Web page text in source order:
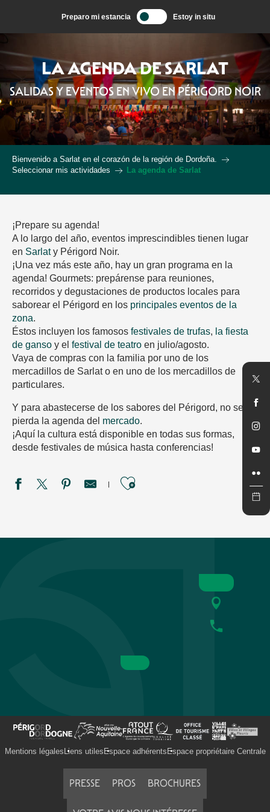
contenu
principal
Preparo mi estancia Estoy in situ
LA AGENDA DE SARLAT
SALIDAS Y EVENTOS EN VIVO EN PÉRIGORD NOIR
Bienvenido a Sarlat en el corazón de la región de Dordoña.
Seleccionar mis actividades
La agenda de Sarlat
¡Prepare su agenda!
A lo largo del año, eventos imprescindibles tienen lugar
en Sarlaty Périgord Noir.
¡Una vez más este año, hay un gran programa en la
agenda! Gourmets: prepárense para reuniones,
recorridos y degustaciones de productos locales para
saborear el Périgord en los principales eventos de la
zona.
Éstos incluyen los famosos festivales de trufas, la fiesta
de ganso y el festival de teatro en julio/agosto.
Vaya de compras con la familia por uno de los
mercadillos de Sarlat o en uno de los mercadillos de
particulares.
Y para abastecerse de los sabores del Périgord, no se
pierda la agenda del mercado.
¡Aquí la cultura está disponible en todas sus formas,
desde festivales de música hasta conferencias!
Ajouter aux
Festival de théâtre baroque L'Oghmac - Rodomantades
Atelier créatif : réalise ta baguette magique
Mentions légales Liens utiles Espace adhérents Espace propriétaire Centrale
PRESSE PROS BROCHURES